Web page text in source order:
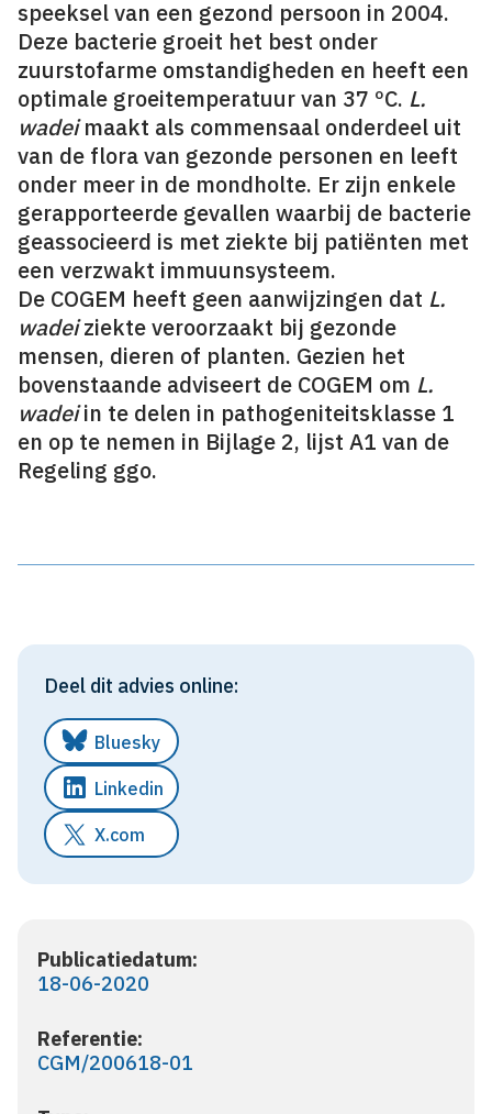
Publicatiedatum:
18-06-2020
Referentie:
CGM/200618-01
speeksel van een gezond persoon in 2004.
Deze bacterie groeit het best onder
zuurstofarme omstandigheden en heeft een
optimale groeitemperatuur van 37 ºC. L.
wadeimaakt als commensaal onderdeel uit
van de flora van gezonde personen en leeft
onder meer in de mondholte. Er zijn enkele
gerapporteerde gevallen waarbij de bacterie
geassocieerd is met ziekte bij patiënten met
een verzwakt immuunsysteem.
De COGEM heeft geen aanwijzingen dat L.
wadeiziekte veroorzaakt bij gezonde
mensen, dieren of planten. Gezien het
bovenstaande adviseert de COGEM om L.
wadeiin te delen in pathogeniteitsklasse 1
en op te nemen in Bijlage 2, lijst A1 van de
Regeling ggo.
Deel dit advies online:
Bluesky
Linkedin
X.com